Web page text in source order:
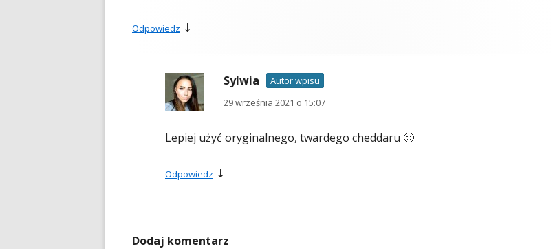
Odpowiedz ↓
Sylwia
Autor wpisu
29 września 2021 o 15:07
Lepiej użyć oryginalnego, twardego cheddaru 🙂
Odpowiedz ↓
Dodaj komentarz